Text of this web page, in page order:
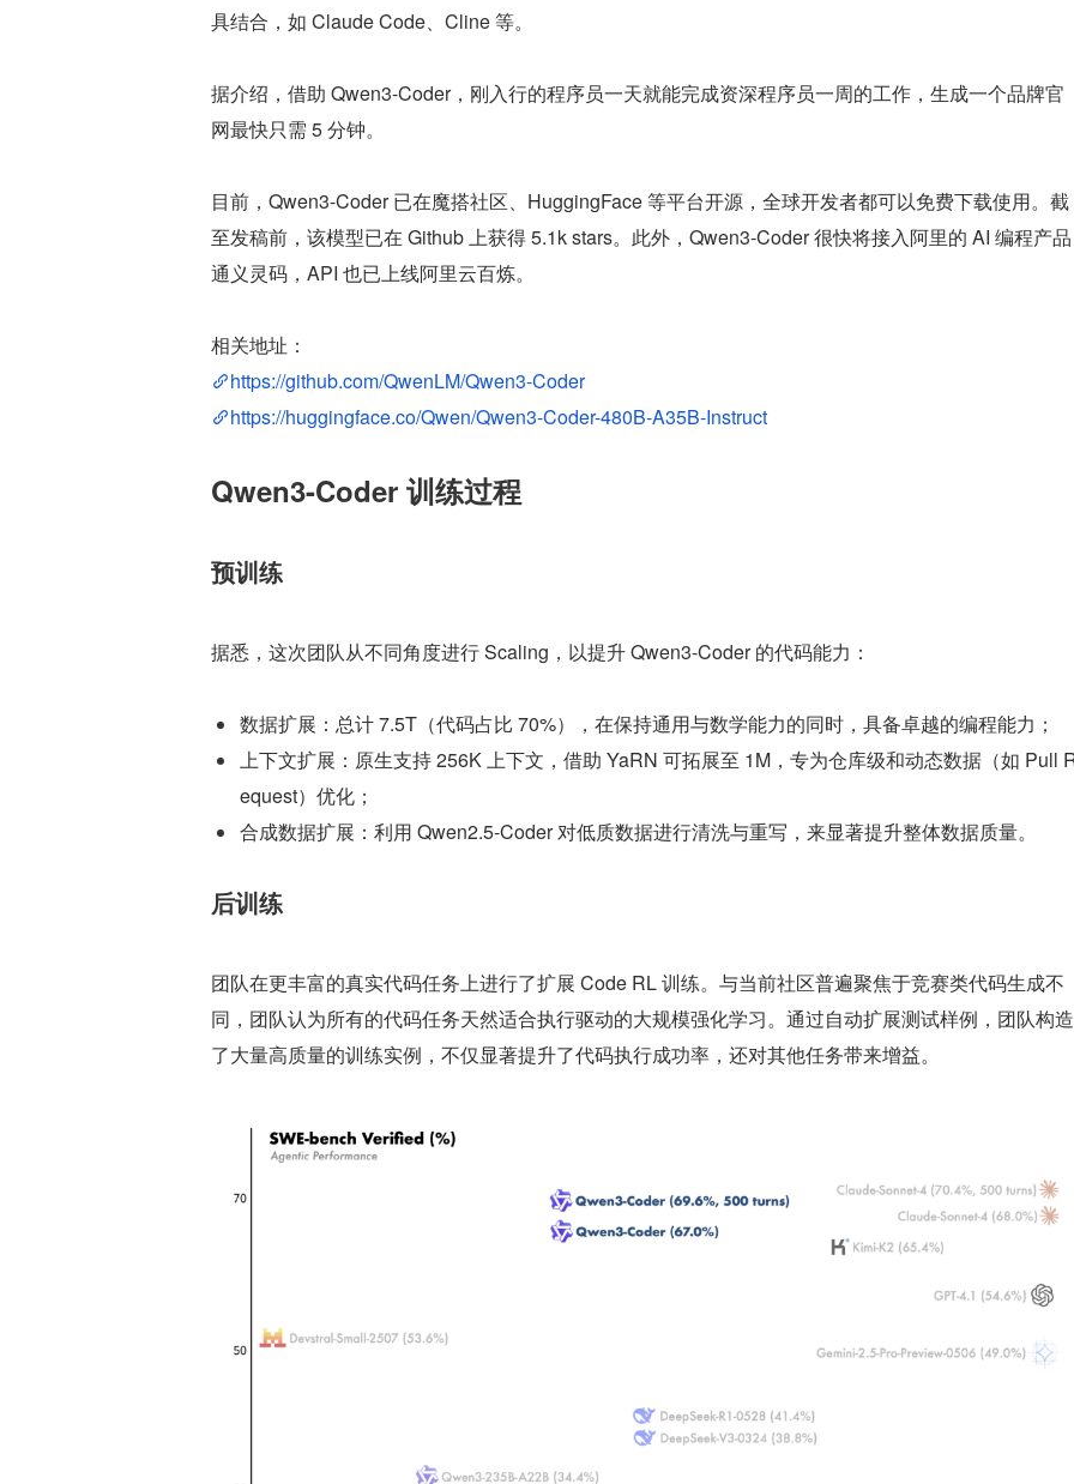
具结合，如 Claude Code、Cline 等。
据介绍，借助 Qwen3-Coder，刚入行的程序员一天就能完成资深程序员一周的工作，生成一个品牌官
网最快只需 5 分钟。
目前，Qwen3-Coder 已在魔搭社区、HuggingFace 等平台开源，全球开发者都可以免费下载使用。截
至发稿前，该模型已在 Github 上获得 5.1k stars。此外，Qwen3-Coder 很快将接入阿里的 AI 编程产品
通义灵码，API 也已上线阿里云百炼。
相关地址：
https://github.com/QwenLM/Qwen3-Coder
https://huggingface.co/Qwen/Qwen3-Coder-480B-A35B-Instruct
Qwen3-Coder 训练过程
预训练
据悉，这次团队从不同角度进行 Scaling，以提升 Qwen3-Coder 的代码能力：
数据扩展：总计 7.5T（代码占比 70%），在保持通用与数学能力的同时，具备卓越的编程能力；
上下文扩展：原生支持 256K 上下文，借助 YaRN 可拓展至 1M，专为仓库级和动态数据（如 Pull
equest）优化；
合成数据扩展：利用 Qwen2.5-Coder 对低质数据进行清洗与重写，来显著提升整体数据质量。
后训练
团队在更丰富的真实代码任务上进行了扩展 Code RL 训练。与当前社区普遍聚焦于竞赛类代码生成不
同，团队认为所有的代码任务天然适合执行驱动的大规模强化学习。通过自动扩展测试样例，团队构造
了大量高质量的训练实例，不仅显著提升了代码执行成功率，还对其他任务带来增益。